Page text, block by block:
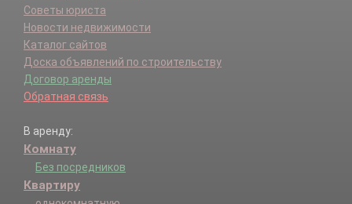
Советы юриста
Новости недвижимости
Каталог сайтов
Доска объявлений по строительству
Договор аренды
Обратная связь
В аренду:
Комнату
Без посредников
Квартиру